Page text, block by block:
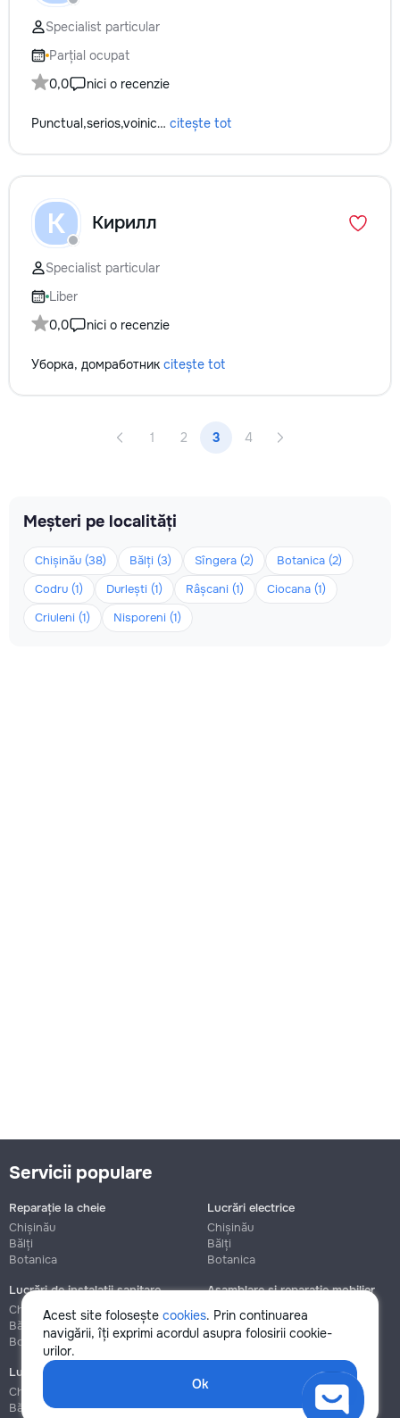
Specialist particular
Parțial ocupat
0,0
nici o recenzie
Punctual,serios,voinic… citește tot
К Кирилл
Specialist particular
Liber
0,0
nici o recenzie
Уборка, домработник citește tot
1 2 3 4
Meșteri pe localități
Chișinău (38) Bălți (3) Sîngera (2)
Botanica (2)
Codru (1)
Durlești (1) Râșcani (1)
Ciocana (1)
Criuleni (1)
Nisporeni (1)
Acest site folosește cookies. Prin continuarea
navigării, îți exprimi acordul asupra folosirii cookie-
urilor.
Ok
Servicii populare
Reparație la cheie
Chișinău
Bălți
Botanica
Lucrări electrice
Chișinău
Bălți
Botanica
Lucrări de instalații sanitare
Chișinău
Bălți
Botanica
Asamblare și reparație mobilier
Chișinău
Botanica
Lucrări de construcție și instalare
Chișinău
Bălți